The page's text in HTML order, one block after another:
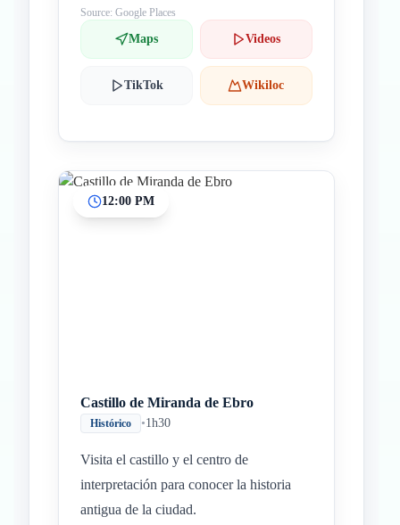
Source: Google Places
Maps Videos
TikTok Wikiloc
12:00 PM
Castillo de Miranda de Ebro
Histórico •1h30
Visita el castillo y el centro de
interpretación para conocer la historia
antigua de la ciudad.